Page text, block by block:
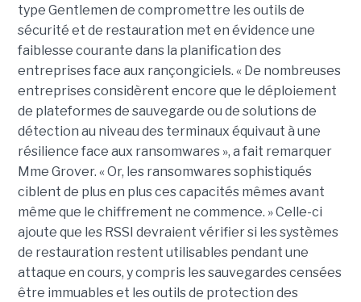
type Gentlemen de compromettre les outils de
sécurité et de restauration met en évidence une
faiblesse courante dans la planification des
entreprises face aux rançongiciels. « De nombreuses
entreprises considèrent encore que le déploiement
de plateformes de sauvegarde ou de solutions de
détection au niveau des terminaux équivaut à une
résilience face aux ransomwares », a fait remarquer
Mme Grover. « Or, les ransomwares sophistiqués
ciblent de plus en plus ces capacités mêmes avant
même que le chiffrement ne commence. » Celle-ci
ajoute que les RSSI devraient vérifier si les systèmes
de restauration restent utilisables pendant une
attaque en cours, y compris les sauvegardes censées
être immuables et les outils de protection des